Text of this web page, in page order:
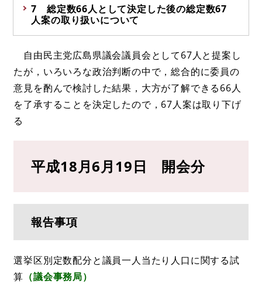
7 総定数66人として決定した後の総定数67
人案の取り扱いについて
自由民主党広島県議会議員会として67人と提案し
たが，いろいろな政治判断の中で，総合的に委員の
意見を酌んで検討した結果，大方が了解できる66人
を了承することを決定したので，67人案は取り下げ
る
平成18月6月19日 開会分
報告事項
選挙区別定数配分と議員一人当たり人口に関する試
算 （議会事務局）